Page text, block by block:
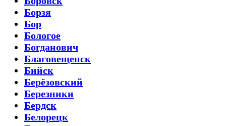
Борзя
Бор
Бологое
Богданович
Благовещенск
Бийск
Берёзовский
Березники
Бердск
Белорецк